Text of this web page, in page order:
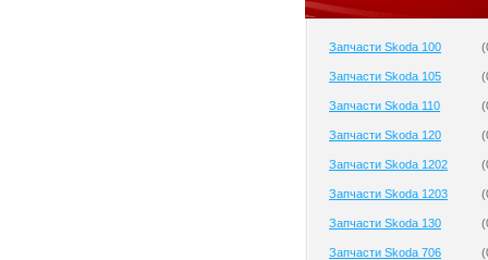
Запчасти Skoda 100 (
Запчасти Skoda 105 (
Запчасти Skoda 110 (
Запчасти Skoda 120 (
Запчасти Skoda 1202 (
Запчасти Skoda 1203 (
Запчасти Skoda 130 (
Запчасти Skoda 706 (